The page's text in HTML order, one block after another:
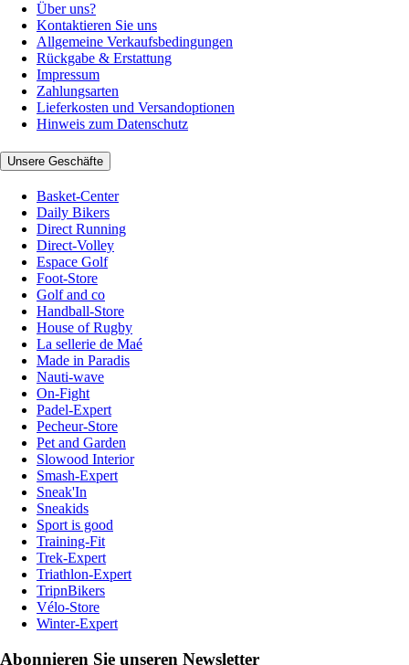
Über uns?
Kontaktieren Sie uns
Allgemeine Verkaufsbedingungen
Rückgabe & Erstattung
Impressum
Zahlungsarten
Lieferkosten und Versandoptionen
Hinweis zum Datenschutz
Unsere Geschäfte
Basket-Center
Daily Bikers
Direct Running
Direct-Volley
Espace Golf
Foot-Store
Golf and co
Handball-Store
House of Rugby
La sellerie de Maé
Made in Paradis
Nauti-wave
On-Fight
Padel-Expert
Pecheur-Store
Pet and Garden
Slowood Interior
Smash-Expert
Sneak'In
Sneakids
Sport is good
Training-Fit
Trek-Expert
Triathlon-Expert
TripnBikers
Vélo-Store
Winter-Expert
Abonnieren Sie unseren Newsletter